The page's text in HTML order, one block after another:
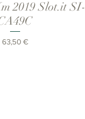
2019 Slot.it SI-
Precio
63,50 €